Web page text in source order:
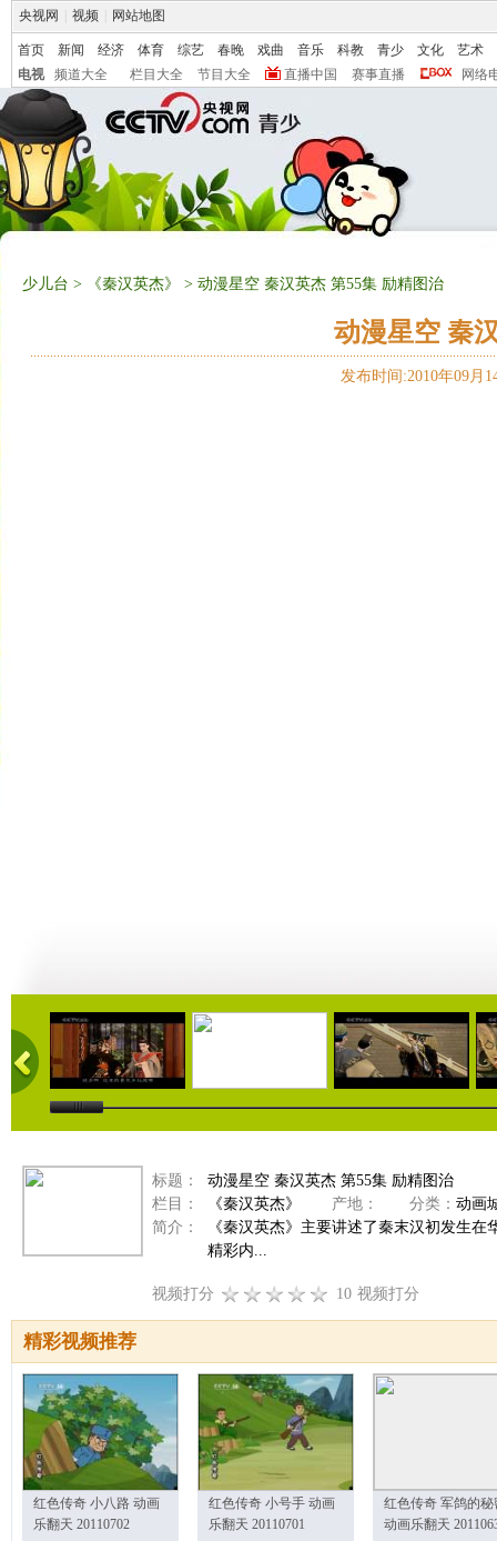
央视网 视频 网站地图
首页 新闻 经济 体育 综艺 春晚 戏曲 音乐 科教 青少 文化
艺术
电视
频道大全 栏目大全 节目大全 直播中国 赛事直播 网络
少儿台 > 《秦汉英杰》 > 动漫星空 秦汉英杰 第55集 励精图治
动漫星空 秦
发布时间:2010年09月
21:48 17:45 17:43
标题：
动漫星空 秦汉英杰 第55集 励精图治
栏目：
《秦汉英杰》 产地： 分类： 动画
简介：
《秦汉英杰》主要讲述了秦末汉初发生
精彩内...
视频打分 10 视频打分
精彩视频推荐
红色传奇 小八路 动画
乐翻天 20110702
红色传奇 小号手 动画
乐翻天 20110701
红色传奇 军鸽的秘
动画乐翻天